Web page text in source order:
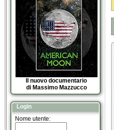
Il nuovo documentario
di Massimo Mazzucco
Login
Nome utente: